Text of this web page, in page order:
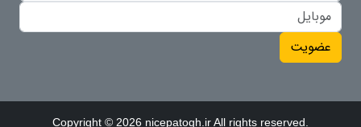
عضویت
Copyright © 2026 nicepatogh.ir All rights reserved.